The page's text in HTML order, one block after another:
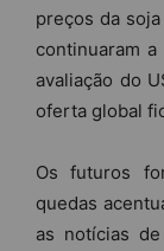
preços da
continuaram
avaliação do
oferta global
Os futuros
quedas
as notícias